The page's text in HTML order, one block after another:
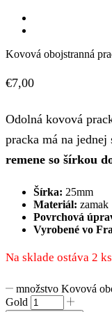
Kovová obojstranná
€7,00
Odolná kovová
pracka má na
remene so šírkou
Šírka: 25mm
Materiál: zamak
Povrchová
Vyrobené vo
Na sklade ostáva 2 ks
množstvo Kovová
Gold